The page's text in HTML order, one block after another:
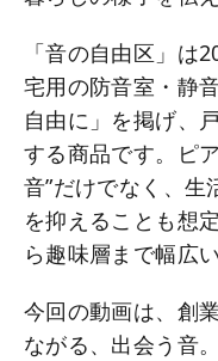
「音の自由区」は
宅用の防音室・静
自由に」を掲げ、
する商品です。ピ
音”だけでなく、生
を抑えることも想
ら趣味層まで幅広
今回の動画は、創
ながる、出会う音